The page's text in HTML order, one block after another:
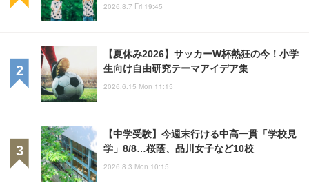
2026.8.7 Fri 19:45
【夏休み2026】サッカーW杯熱狂の今！小学
生向け自由研究テーマアイデア集
2026.6.15 Mon 11:15
【中学受験】今週末行ける中高一貫「学校見
学」8/8…桜蔭、品川女子など10校
2026.8.3 Mon 10:15